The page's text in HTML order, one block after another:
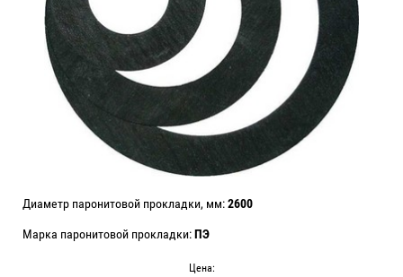
Диаметр паронитовой прокладки, мм:2600
Марка паронитовой прокладки:ПЭ
Цена: